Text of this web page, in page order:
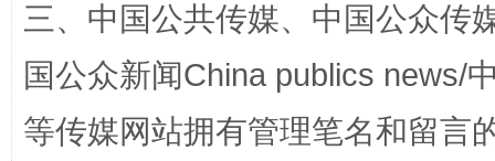
站台名比不上好声名
三、中国公共传媒、中国公众传
国公众新闻China publics news/
等传媒网站拥有管理笔名和留言